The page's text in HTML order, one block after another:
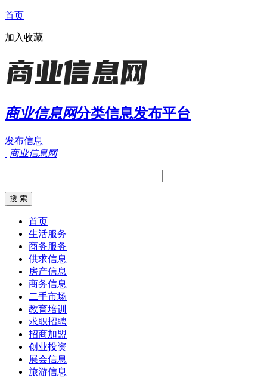
首页
加入收藏
商业信息网分类信息发布平台
发布信息
商业信息网
首页
生活服务
商务服务
供求信息
房产信息
商务信息
二手市场
教育培训
求职招聘
招商加盟
创业投资
展会信息
旅游信息